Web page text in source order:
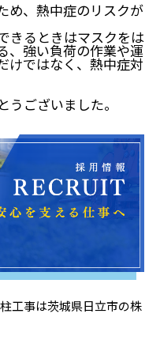
め、熱中症のリスクが
きるときはマスクをは
、強い負荷の作業や運
けではなく、熱中症対
ございました。
工事は茨城県日立市の株